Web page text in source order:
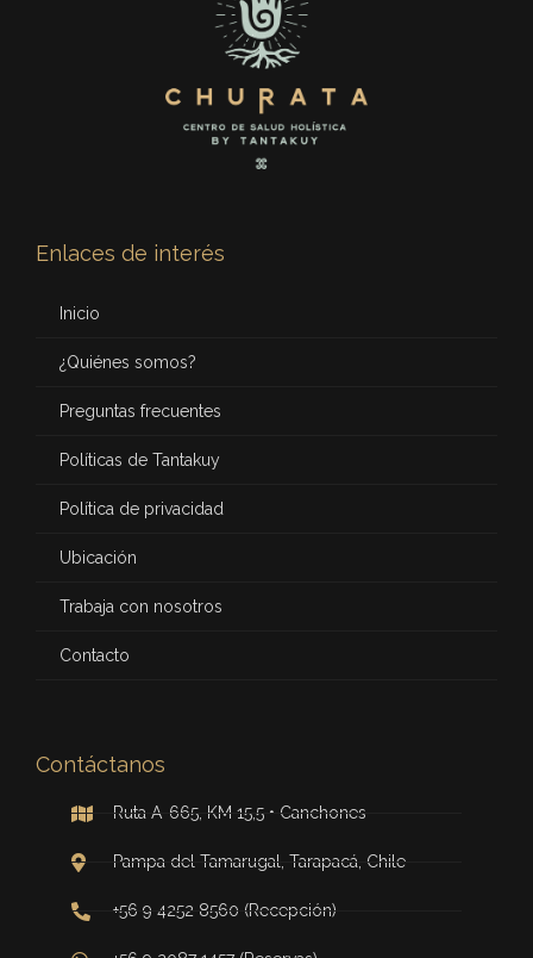
Enlaces de interés
Inicio
¿Quiénes somos?
Preguntas frecuentes
Políticas de Tantakuy
Política de privacidad
Ubicación
Trabaja con nosotros
Contacto
Contáctanos
Ruta A-665, KM 15,5 • Canchones
Pampa del Tamarugal, Tarapacá, Chile
+56 9 4252 8560 (Recepción)